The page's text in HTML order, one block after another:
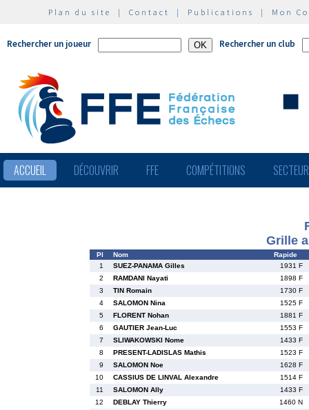
Plan du site | Contact | Publications | Mon
Rechercher un joueur Rechercher un club
ACCUEIL DÉCOUVRIR FFE COMPÉTITIONS
Grille
Pl Nom
Rapide
1
SUEZ-PANAMA Gilles
1931 F
2
RAMDANI Nayati
1898 F
3
TIN Romain
1730 F
4
SALOMON Nina
1525 F
5
FLORENT Nohan
1881 F
6
GAUTIER Jean-Luc
1553 F
7
SLIWAKOWSKI Nome
1433 F
8
PRESENT-LADISLAS Mathis
1523 F
9
SALOMON Noe
1628 F
10
CASSIUS DE LINVAL Alexandre
1514 F
11
SALOMON Ally
1433 F
12
DEBLAY Thierry
1460 N